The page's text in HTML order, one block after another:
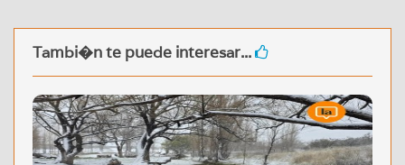
Tambi�n te puede interesar...